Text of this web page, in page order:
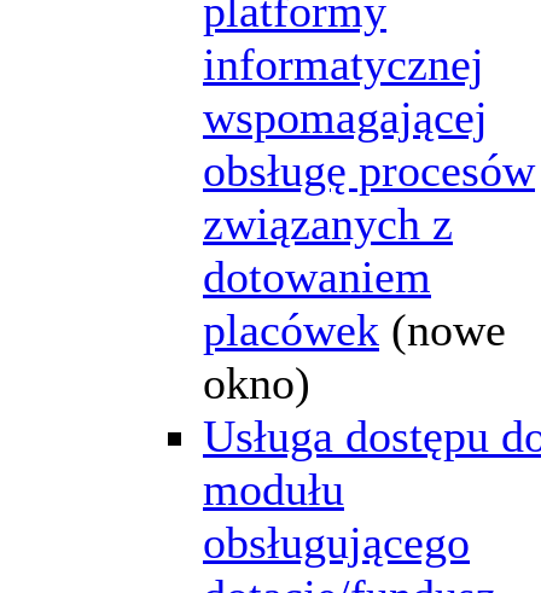
platformy
informatycznej
wspomagającej
obsługę procesów
związanych z
dotowaniem
placówek (nowe
okno)
Usługa dostępu
modułu
obsługującego